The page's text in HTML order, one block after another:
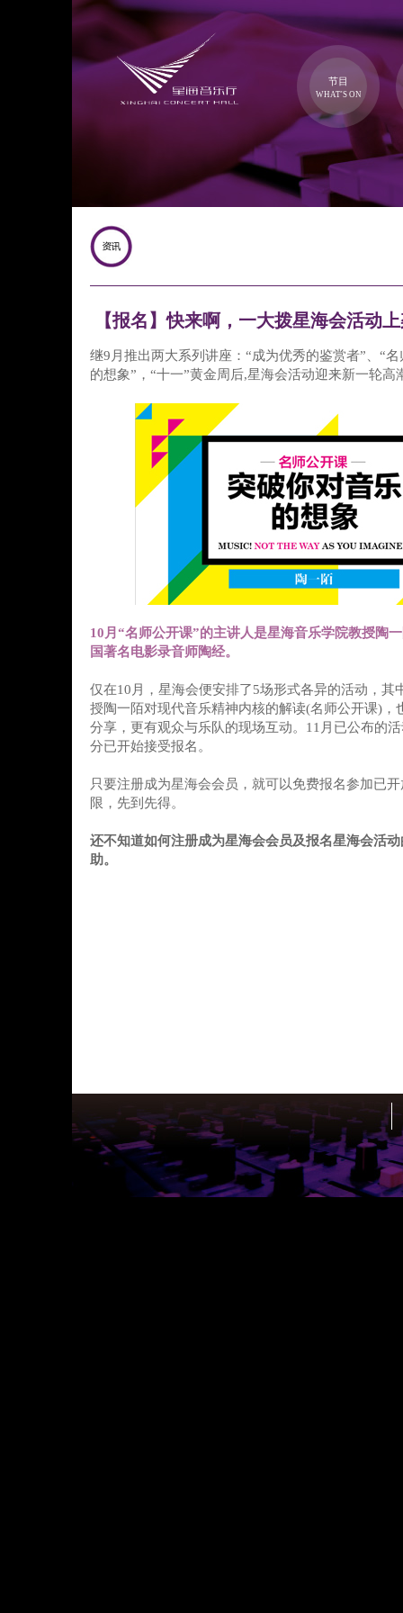
节目
WHAT'S ON
【报名】快来啊，一大拨星海会活动
继9月推出两大系列讲座：“成为优秀的鉴赏者”、“
的想象”，“十一”黄金周后,星海会活动迎来新一轮高
10月“名师公开课”的主讲人是星海音乐学院教授陶
国著名电影录音师陶经。
仅在10月，星海会便安排了5场形式各异的活动，其
授陶一陌对现代音乐精神内核的解读(名师公开课)，
分享，更有观众与乐队的现场互动。11月已公布的
分已开始接受报名。
只要注册成为星海会会员，就可以免费报名参加已
限，先到先得。
还不知道如何注册成为星海会会员及报名星海会活
助。